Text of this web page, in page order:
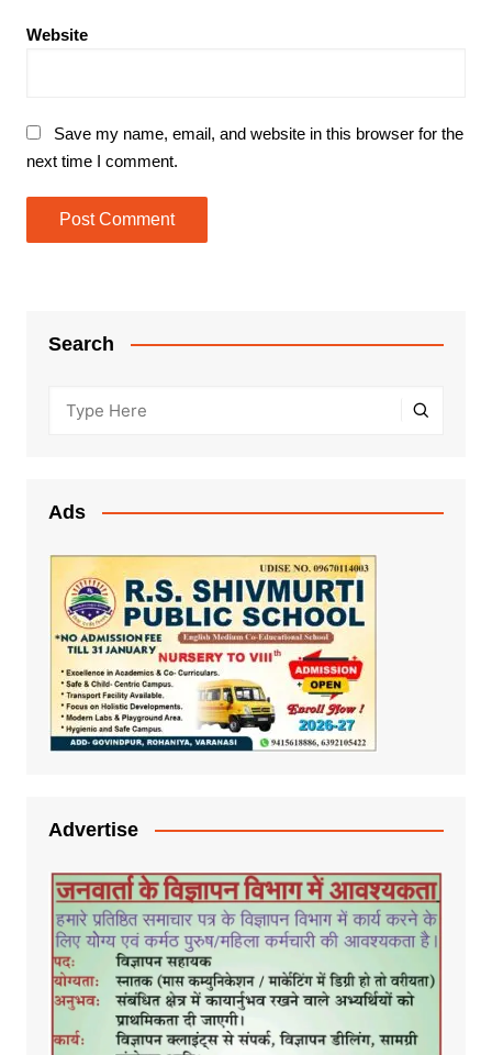
Website
Save my name, email, and website in this browser for the
next time I comment.
Search
Ads
Advertise